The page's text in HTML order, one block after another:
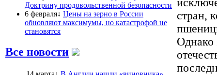
Доктрину продовольственной безопасности
6 февраля↓ Цены на зерно в России
обновляют максимумы, но катастрофой не
становятся
Все новости
стран,
Однако